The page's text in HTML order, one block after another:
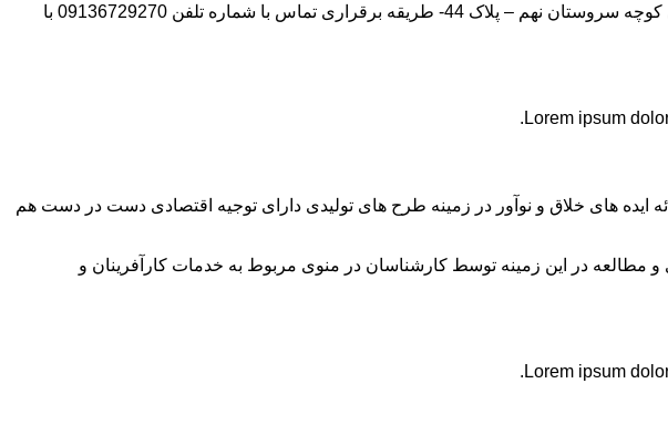
آدرس شرکت:استان تهران- شهر پیشوا- روبروی درب دانشگاه آزاد واحد ورامین – پیشوا – خیابان سروستان- انتهای کوچه سروستان نهم – پلاک 44- طریقه برقراری تماس با شماره تلفن 09136729270 با
Lorem ipsum
ایده های خلاق و نوآور در زمینه طرح های تولیدی دارای توجیه اقتصادی دست در دست هم
در این زمینه توسط کارشناسان در منوی مربوط به خدمات کارآفرینان و
Lorem ipsum